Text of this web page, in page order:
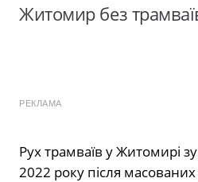
Житомир без
РЕКЛАМА
Рух трамваїв у Житомирі
2022 року після масованих